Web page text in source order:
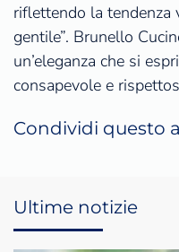
riflettendo la tendenza
gentile”. Brunello
un’eleganza che si
consapevole e
Condividi questo
Ultime notizie